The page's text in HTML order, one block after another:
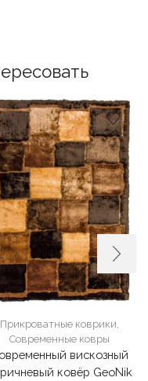
Прикроватные коврики
Современные ковры
вискозный
ковёр GeoNik